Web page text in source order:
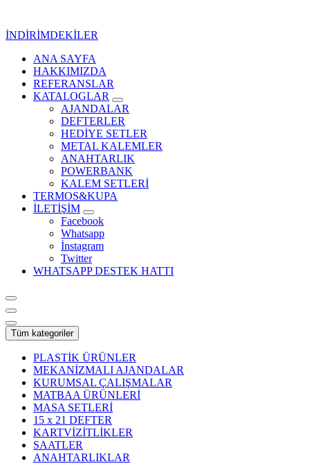
İNDİRİMDEKİLER
Kurumsal Promosyon-Hediyelik
ANA SAYFA
HAKKIMIZDA
REFERANSLAR
KATALOGLAR
AJANDALAR
DEFTERLER
HEDİYE SETLER
METAL KALEMLER
ANAHTARLIK
POWERBANK
KALEM SETLERİ
TERMOS&KUPA
İLETİŞİM
Facebook
Whatsapp
İnstagram
Twitter
WHATSAPP DESTEK HATTI
Tüm kategoriler
PLASTİK ÜRÜNLER
MEKANİZMALI AJANDALAR
KURUMSAL ÇALIŞMALAR
MATBAA ÜRÜNLERİ
MASA SETLERİ
15 x 21 DEFTER
KARTVİZİTLİKLER
SAATLER
ANAHTARLIKLAR